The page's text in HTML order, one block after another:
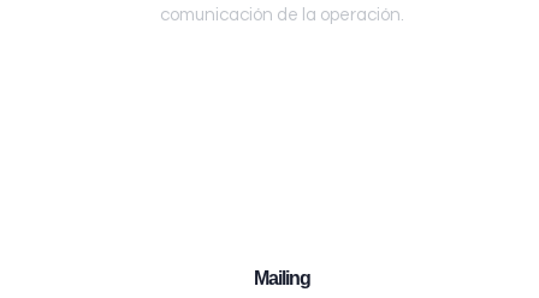
comunicación de la operación.
Mailing